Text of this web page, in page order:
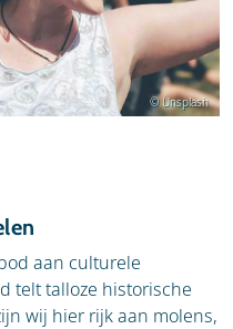
© Unsplash
aan culturele
telt talloze historische
wij hier rijk aan molens,